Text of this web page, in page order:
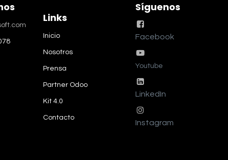
Links
Inicio
Nosotros
Prensa
Partner Odoo
Kit 4.0
Contacto
Síguenos
Facebook
Youtube
LinkedIn
Instagram